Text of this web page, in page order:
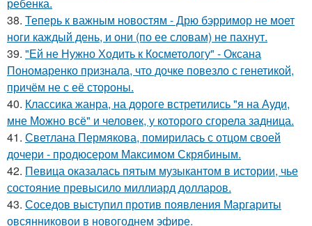
38. Теперь к важным новостям - Дрю бэрримор не моет
ноги каждый день, и они (по ее словам) не пахнут.
39. "Ей не Нужно Ходить к Косметологу" - Оксана
Пономаренко признала, что дочке повезло с генетикой,
причём не с её стороны.
40. Классика жанра, на дороге встретились "я на Ауди,
мне Можно всё" и человек, у которого сгорела задница.
41. Светлана Пермякова, помирилась с отцом своей
дочери - продюсером Максимом Скрябиным.
42. Певица оказалась пятым музыкантом в истории, чье
состояние превысило миллиард долларов.
43. Соседов выступил против появления Маргариты
овсянниковои в новогоднем эфире.